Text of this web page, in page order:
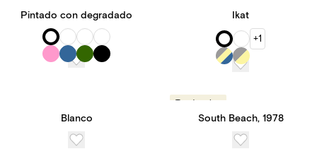
Pintado con degradado Ikat
+1
Blanco
Tendencias
South Beach, 1978